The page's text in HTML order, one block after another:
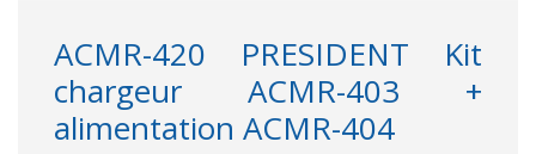
ACMR-420 PRESIDENT Kit
chargeur ACMR-403 +
alimentation ACMR-404